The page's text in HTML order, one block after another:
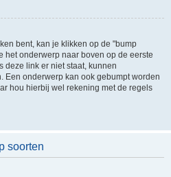
bent, kan je klikken op de "bump
het onderwerp naar boven op de eerste
deze link er niet staat, kunnen
Een onderwerp kan ook gebumpt worden
hou hierbij wel rekening met de regels
soorten